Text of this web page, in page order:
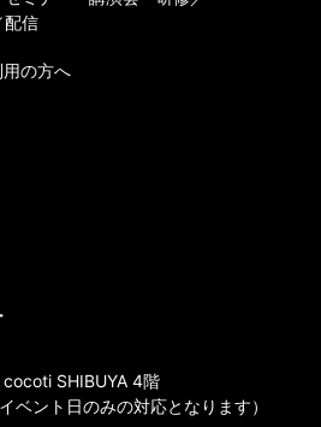
配信
の方へ
SHIBUYA 4階
イベント日のみの対応となります）